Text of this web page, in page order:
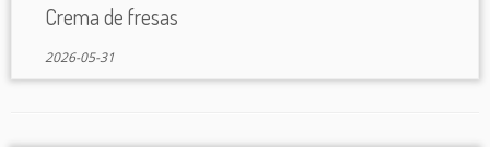
Crema de fresas
2026-05-31